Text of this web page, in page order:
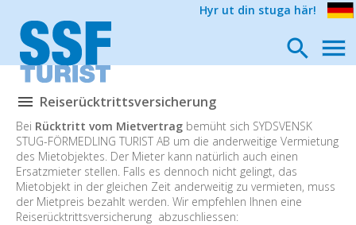
Hyr ut din stuga här!
Reiserücktrittsversicherung
Bei Rücktritt vom Mietvertrag bemüht sich SYDSVENSK
STUG-FÖRMEDLING TURIST AB um die anderweitige Vermietung
des Mietobjektes. Der Mieter kann natürlich auch einen
Ersatzmieter stellen. Falls es dennoch nicht gelingt, das
Mietobjekt in der gleichen Zeit anderweitig zu vermieten, muss
der Mietpreis bezahlt werden. Wir empfehlen Ihnen eine
Reiserücktrittsversicherung abzuschliessen: